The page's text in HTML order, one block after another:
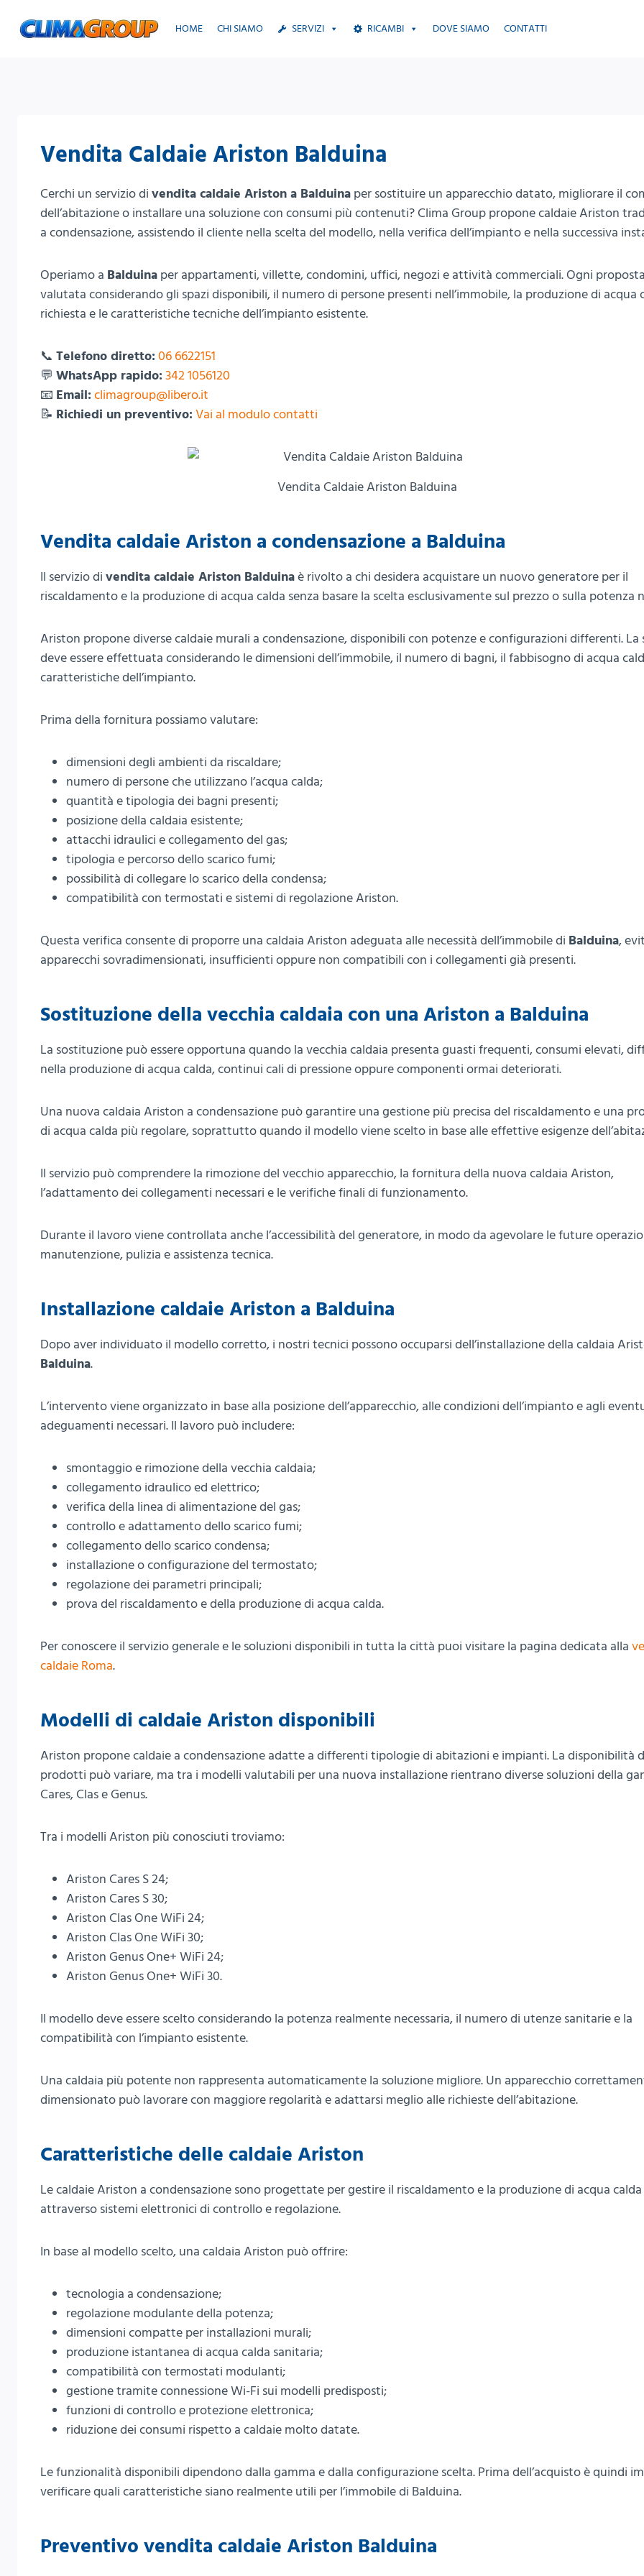
HOME CHI SIAMO SERVIZI RICAMBI DOVE SIAMO CONTATTI
Vendita Caldaie Ariston Balduina
Cerchi un servizio di vendita caldaie Ariston a Balduina per sostituire un apparecchio datato, migliorare il
dell’abitazione o installare una soluzione con consumi più contenuti? Clima Group propone caldaie Ariston
a condensazione, assistendo il cliente nella scelta del modello, nella verifica dell’impianto e nella successiva
Operiamo a Balduina per appartamenti, villette, condomini, uffici, negozi e attività commerciali. Ogni
valutata considerando gli spazi disponibili, il numero di persone presenti nell’immobile, la produzione di acqua
richiesta e le caratteristiche tecniche dell’impianto esistente.
📞 Telefono diretto: 06 6622151
💬 WhatsApp rapido: 342 1056120
📧 Email: climagroup@libero.it
📝 Richiedi un preventivo: Vai al modulo contatti
Vendita Caldaie Ariston Balduina
Vendita caldaie Ariston a condensazione a Balduina
Il servizio di vendita caldaie Ariston Balduinaè rivolto a chi desidera acquistare un nuovo generatore per il
riscaldamento e la produzione di acqua calda senza basare la scelta esclusivamente sul prezzo o sulla potenza
Ariston propone diverse caldaie murali a condensazione, disponibili con potenze e configurazioni differenti. La
deve essere effettuata considerando le dimensioni dell’immobile, il numero di bagni, il fabbisogno di acqua
caratteristiche dell’impianto.
Prima della fornitura possiamo valutare:
dimensioni degli ambienti da riscaldare;
numero di persone che utilizzano l’acqua calda;
quantità e tipologia dei bagni presenti;
posizione della caldaia esistente;
attacchi idraulici e collegamento del gas;
tipologia e percorso dello scarico fumi;
possibilità di collegare lo scarico della condensa;
compatibilità con termostati e sistemi di regolazione Ariston.
Questa verifica consente di proporre una caldaia Ariston adeguata alle necessità dell’immobile di Balduina,
apparecchi sovradimensionati, insufficienti oppure non compatibili con i collegamenti già presenti.
Sostituzione della vecchia caldaia con una Ariston a Balduina
La sostituzione può essere opportuna quando la vecchia caldaia presenta guasti frequenti, consumi elevati,
nella produzione di acqua calda, continui cali di pressione oppure componenti ormai deteriorati.
Una nuova caldaia Ariston a condensazione può garantire una gestione più precisa del riscaldamento e una
di acqua calda più regolare, soprattutto quando il modello viene scelto in base alle effettive esigenze
Il servizio può comprendere la rimozione del vecchio apparecchio, la fornitura della nuova caldaia Ariston,
l’adattamento dei collegamenti necessari e le verifiche finali di funzionamento.
Durante il lavoro viene controllata anche l’accessibilità del generatore, in modo da agevolare le future
manutenzione, pulizia e assistenza tecnica.
Installazione caldaie Ariston a Balduina
Dopo aver individuato il modello corretto, i nostri tecnici possono occuparsi dell’installazione della caldaia
Balduina.
L’intervento viene organizzato in base alla posizione dell’apparecchio, alle condizioni dell’impianto e agli
adeguamenti necessari. Il lavoro può includere:
smontaggio e rimozione della vecchia caldaia;
collegamento idraulico ed elettrico;
verifica della linea di alimentazione del gas;
controllo e adattamento dello scarico fumi;
collegamento dello scarico condensa;
installazione o configurazione del termostato;
regolazione dei parametri principali;
prova del riscaldamento e della produzione di acqua calda.
Per conoscere il servizio generale e le soluzioni disponibili in tutta la città puoi visitare la pagina dedicata alla
caldaie Roma.
Modelli di caldaie Ariston disponibili
Ariston propone caldaie a condensazione adatte a differenti tipologie di abitazioni e impianti. La disponibilità
prodotti può variare, ma tra i modelli valutabili per una nuova installazione rientrano diverse soluzioni della
Cares, Clas e Genus.
Tra i modelli Ariston più conosciuti troviamo:
Ariston Cares S 24;
Ariston Cares S 30;
Ariston Clas One WiFi 24;
Ariston Clas One WiFi 30;
Ariston Genus One+ WiFi 24;
Ariston Genus One+ WiFi 30.
Il modello deve essere scelto considerando la potenza realmente necessaria, il numero di utenze sanitarie e la
compatibilità con l’impianto esistente.
Una caldaia più potente non rappresenta automaticamente la soluzione migliore. Un apparecchio
dimensionato può lavorare con maggiore regolarità e adattarsi meglio alle richieste dell’abitazione.
Caratteristiche delle caldaie Ariston
Le caldaie Ariston a condensazione sono progettate per gestire il riscaldamento e la produzione di acqua
attraverso sistemi elettronici di controllo e regolazione.
In base al modello scelto, una caldaia Ariston può offrire:
tecnologia a condensazione;
regolazione modulante della potenza;
dimensioni compatte per installazioni murali;
produzione istantanea di acqua calda sanitaria;
compatibilità con termostati modulanti;
gestione tramite connessione Wi-Fi sui modelli predisposti;
funzioni di controllo e protezione elettronica;
riduzione dei consumi rispetto a caldaie molto datate.
Le funzionalità disponibili dipendono dalla gamma e dalla configurazione scelta. Prima dell’acquisto è quindi
verificare quali caratteristiche siano realmente utili per l’immobile di Balduina.
Preventivo vendita caldaie Ariston Balduina